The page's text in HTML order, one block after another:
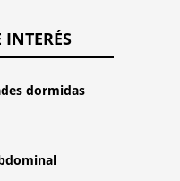
INTERÉS
dormidas